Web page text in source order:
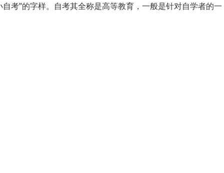
考”的字样。自考其全称是高等教育，一般是针对自学者的一